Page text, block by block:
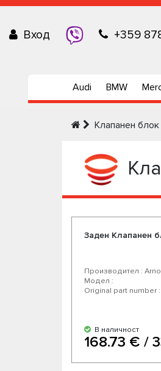
Вход +359
Audi BMW
Клапанен блок
Заден Клапанен
Производител :
Модел :
Original part number
В наличност
168.73 € /